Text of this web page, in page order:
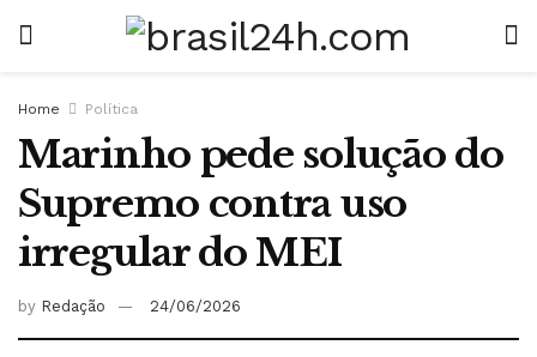
Home Política
Marinho pede solução do
Supremo contra uso
irregular do MEI
by Redação 24/06/2026